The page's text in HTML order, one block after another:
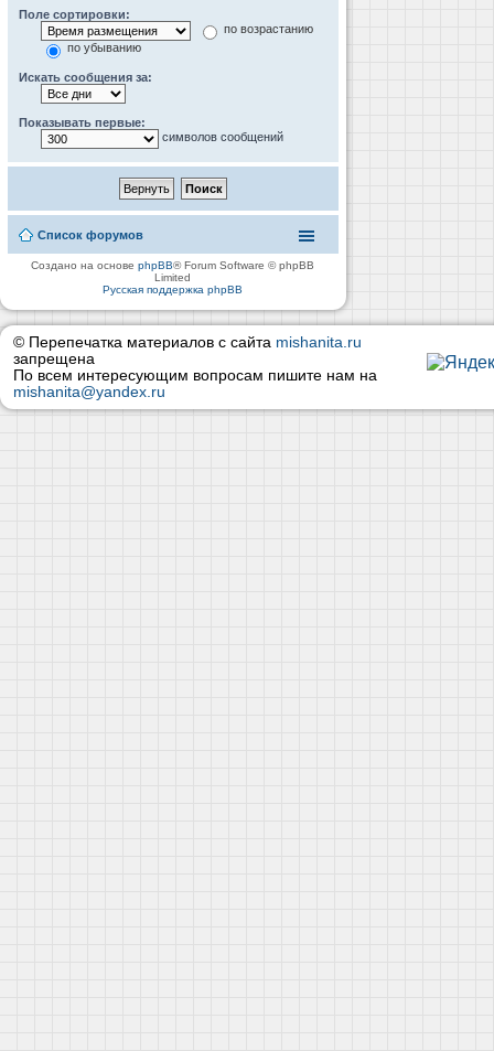
Поле сортировки:
по возрастанию
по убыванию
Искать сообщения за:
Показывать первые:
символов сообщений
Список форумов
Создано на основеphpBB® Forum Software © phpBB
Limited
Русская поддержка phpBB
© Перепечатка материалов с сайта mishanita.ru
запрещена
По всем интересующим вопросам пишите нам на
mishanita@yandex.ru